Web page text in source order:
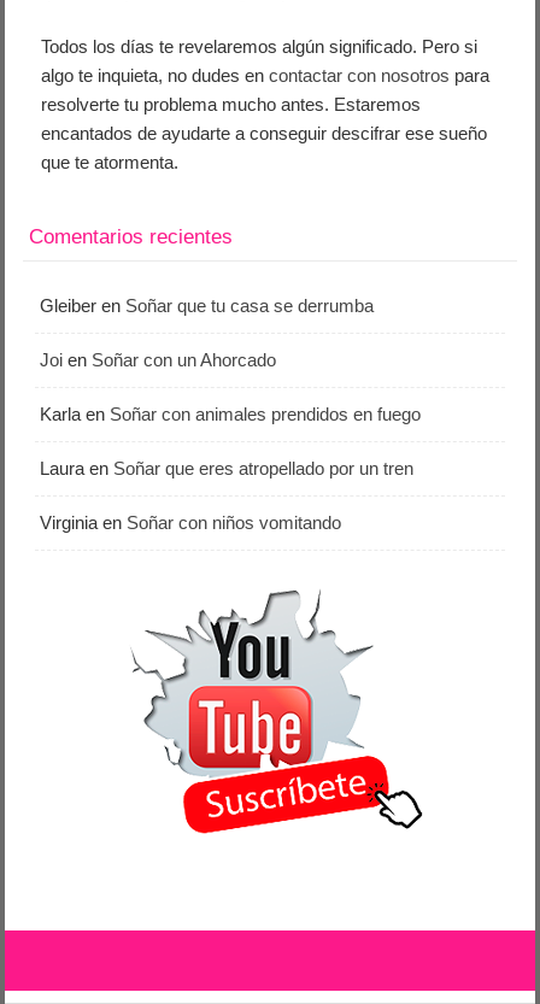
Todos los días te revelaremos algún significado. Pero si
algo te inquieta, no dudes encontactar con nosotros para
resolverte tu problema mucho antes. Estaremos
encantados de ayudarte a conseguir descifrar ese sueño
que te atormenta.
Comentarios recientes
Gleiber en Soñar que tu casa se derrumba
Joi en Soñar con un Ahorcado
Karla en Soñar con animales prendidos en fuego
Laura en Soñar que eres atropellado por un tren
Virginia en Soñar con niños vomitando